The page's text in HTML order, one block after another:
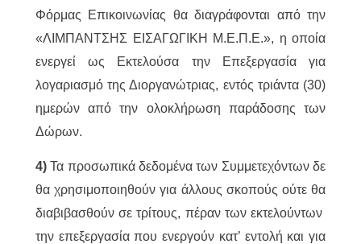
Φόρμας Επικοινωνίας θα διαγράφονται από την
«ΛΙΜΠΑΝΤΣΗΣ ΕΙΣΑΓΩΓΙΚΗ Μ.Ε.Π.Ε.», η οποία
ενεργεί ως Εκτελούσα την Επεξεργασία για
λογαριασμό της Διοργανώτριας, εντός τριάντα (30)
ημερών από την ολοκλήρωση παράδοσης των
Δώρων.
4)Τα προσωπικά δεδομένα των Συμμετεχόντων δε
θα χρησιμοποιηθούν για άλλους σκοπούς ούτε θα
διαβιβασθούν σε τρίτους, πέραν των εκτελούντων
την επεξεργασία που ενεργούν κατ’ εντολή και για